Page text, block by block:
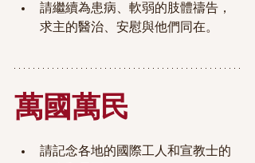
請繼續為患病、軟弱的肢體禱告，
求主的醫治、安慰與他們同在。
萬國萬民
請記念各地的國際工人和宣教士的